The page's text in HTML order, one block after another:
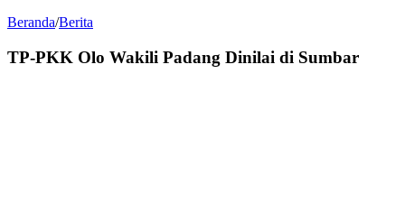
Beranda/Berita
TP-PKK Olo Wakili Padang Dinilai di Sumbar